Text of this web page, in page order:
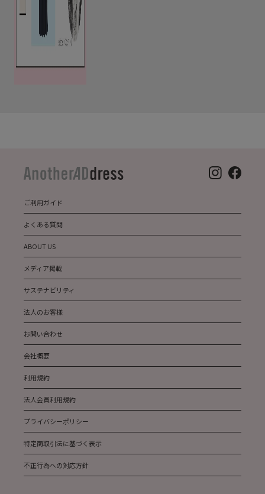
ご利用ガイド
よくある質問
ABOUT US
メディア掲載
サステナビリティ
法人のお客様
お問い合わせ
会社概要
利用規約
法人会員利用規約
プライバシーポリシー
特定商取引法に基づく表示
不正行為への対応方針